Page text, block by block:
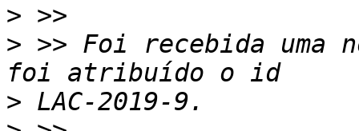
>
> >> Foi recebida uma
>